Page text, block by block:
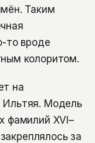
Таким
то вроде
колоритом.
на
Модель
фамилий XVI–
за